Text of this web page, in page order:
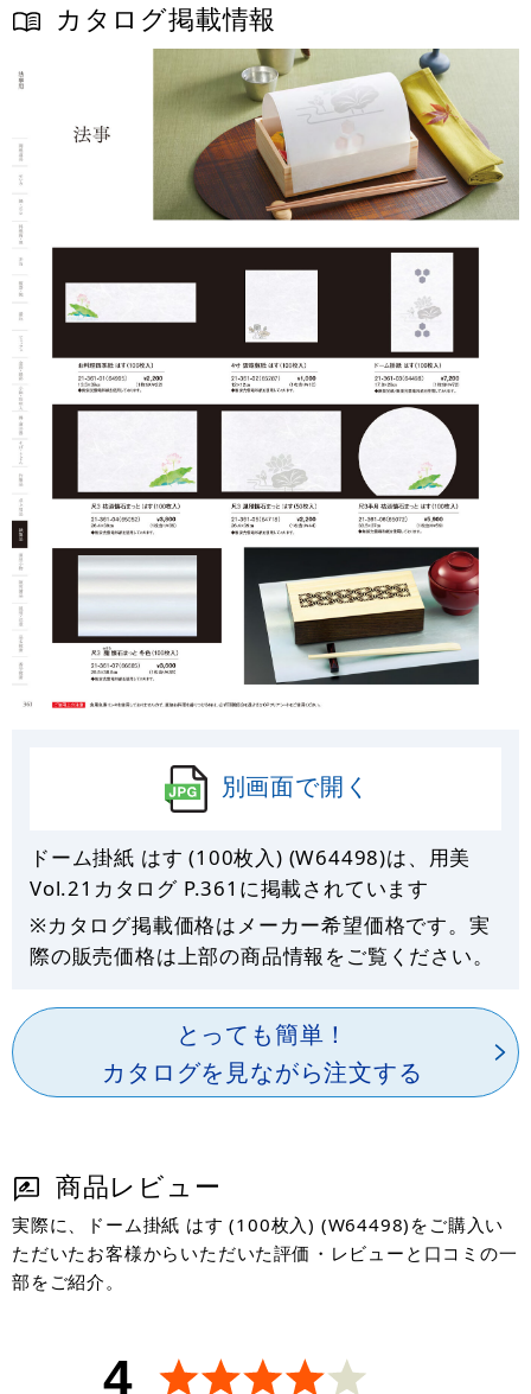
カタログ掲載情報
別画面で開く
ドーム掛紙 はす (100枚入) (W64498)は、用美
Vol.21カタログ P.361 に掲載されています
※カタログ掲載価格はメーカー希望価格です。実
際の販売価格は上部の商品情報をご覧ください。
とっても簡単！
カタログを見ながら注文する
商品レビュー
実際に、ドーム掛紙 はす (100枚入) (W64498)をご購入い
ただいたお客様からいただいた評価・レビューと口コミの一
部をご紹介。
4